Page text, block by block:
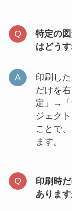
特定の
はどう
印刷し
だけを
定」→「
ジェク
ことで
ます。
印刷時
あります